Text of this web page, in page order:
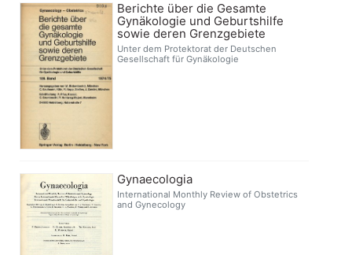
Berichte über die Gesamte
Gynäkologie und Geburtshilfe
sowie deren Grenzgebiete
Unter dem Protektorat der Deutschen
Gesellschaft für Gynäkologie
Gynaecologia
International Monthly Review of Obstetrics
and Gynecology